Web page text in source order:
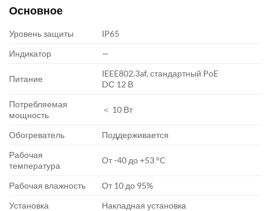
Основное
Уровень защиты
IP65
Индикатор
—
Питание
IEEE802.3af, стандартный PoE
DС 12 В
Потребляемая
мощность
＜ 10 Вт
Обогреватель
Поддерживается
Рабочая
температура
От -40 до +53 °C
Рабочая влажность
От 10 до 95%
Установка
Накладная установка